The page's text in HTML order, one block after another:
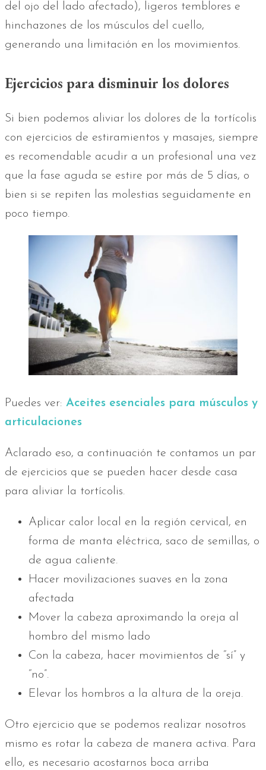
del ojo del lado afectado), ligeros temblores e
hinchazones de los músculos del cuello,
generando una limitación en los movimientos.
Ejercicios para disminuir los dolores
Si bien podemos aliviar los dolores de la tortícolis
con ejercicios de estiramientos y masajes, siempre
es recomendable acudir a un profesional una vez
que la fase aguda se estire por más de 5 días, o
bien si se repiten las molestias seguidamente en
poco tiempo.
Puedes ver: Aceites esenciales para músculos y
articulaciones
Aclarado eso, a continuación te contamos un par
de ejercicios que se pueden hacer desde casa
para aliviar la tortícolis.
Aplicar calor local en la región cervical, en
forma de manta eléctrica, saco de semillas, o
de agua caliente.
Hacer movilizaciones suaves en la zona
afectada
Mover la cabeza aproximando la oreja al
hombro del mismo lado
Con la cabeza, hacer movimientos de “sí” y
“no”.
Elevar los hombros a la altura de la oreja.
Otro ejercicio que se podemos realizar nosotros
mismo es rotar la cabeza de manera activa. Para
ello, es necesario acostarnos boca arriba